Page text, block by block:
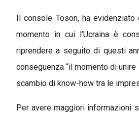
Il console Toson, ha
momento in cui l’Ucraina è
riprendere a seguito di questi
conseguenza “il momento di
scambio di know-how tra le
Per avere maggiori informazioni